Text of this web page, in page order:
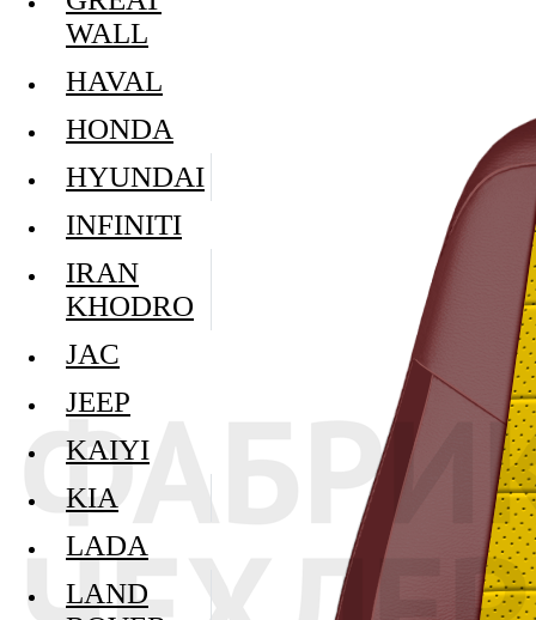
WALL
HAVAL
HONDA
HYUNDAI
INFINITI
IRAN
KHODRO
JAC
JEEP
KAIYI
KIA
LADA
LAND